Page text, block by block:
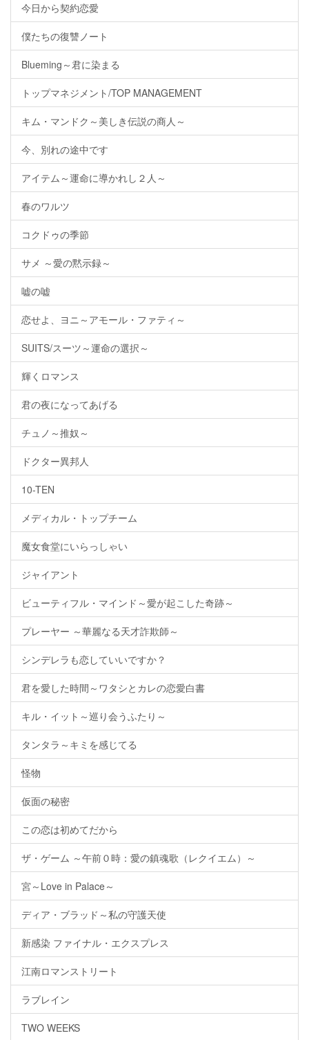
今日から契約恋愛
僕たちの復讐ノート
Blueming～君に染まる
トップマネジメント/TOP MANAGEMENT
キム・マンドク～美しき伝説の商人～
今、別れの途中です
アイテム～運命に導かれし２人～
春のワルツ
コクドゥの季節
サメ ～愛の黙示録～
嘘の嘘
恋せよ、ヨニ～アモール・ファティ～
SUITS/スーツ～運命の選択～
輝くロマンス
君の夜になってあげる
チュノ～推奴～
ドクター異邦人
10-TEN
メディカル・トップチーム
魔女食堂にいらっしゃい
ジャイアント
ビューティフル・マインド～愛が起こした奇跡～
プレーヤー ～華麗なる天才詐欺師～
シンデレラも恋していいですか？
君を愛した時間～ワタシとカレの恋愛白書
キル・イット～巡り会うふたり～
タンタラ～キミを感じてる
怪物
仮面の秘密
この恋は初めてだから
ザ・ゲーム ～午前０時：愛の鎮魂歌（レクイエム）～
宮～Love in Palace～
ディア・ブラッド～私の守護天使
新感染 ファイナル・エクスプレス
江南ロマンストリート
ラブレイン
TWO WEEKS